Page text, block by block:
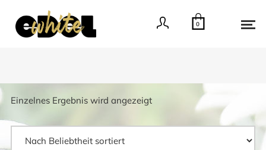
0
Einzelnes Ergebnis wird angezeigt